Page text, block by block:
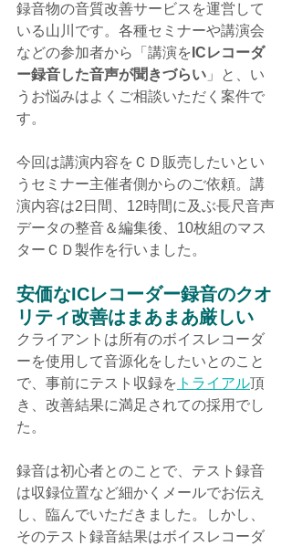
録音物の音質改善サービスを運営して
いる山川です。各種セミナーや講演会
などの参加者から「講演を ICレコーダ
ー録音した音声が聞きづらい 」と、い
うお悩みはよくご相談いただく案件で
す。
今回は講演内容をＣＤ販売したいとい
うセミナー主催者側からのご依頼。講
演内容は2日間、12時間に及ぶ長尺音声
データの整音＆編集後、10枚組のマス
ターＣＤ製作を行いました。
安価なICレコーダー録音のクオ
リティ改善はまあまあ厳しい
クライアントは所有のボイスレコーダ
ーを使用して音源化をしたいとのこと
で、事前にテスト収録を トライアル頂
き、改善結果に満足されての採用でし
た。
録音は初心者とのことで、テスト録音
は収録位置など細かくメールでお伝え
し、臨んでいただきました。しかし、
そのテスト録音結果はボイスレコーダ